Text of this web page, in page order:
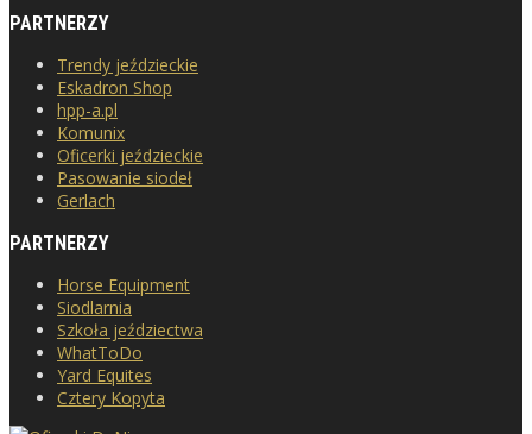
PARTNERZY
Trendy jeździeckie
Eskadron Shop
hpp-a.pl
Komunix
Oficerki jeździeckie
Pasowanie siodeł
Gerlach
PARTNERZY
Horse Equipment
Siodlarnia
Szkoła jeździectwa
WhatToDo
Yard Equites
Cztery Kopyta